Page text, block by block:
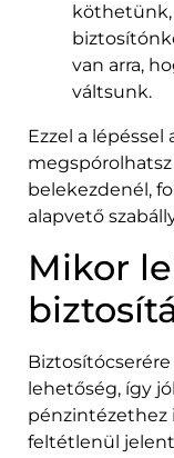
köthetünk,
van arra,
váltsunk.
Ezzel a
belekezdenél,
alapvető
Mikor
lehetőség, így
pénzintézethez
feltétlenül